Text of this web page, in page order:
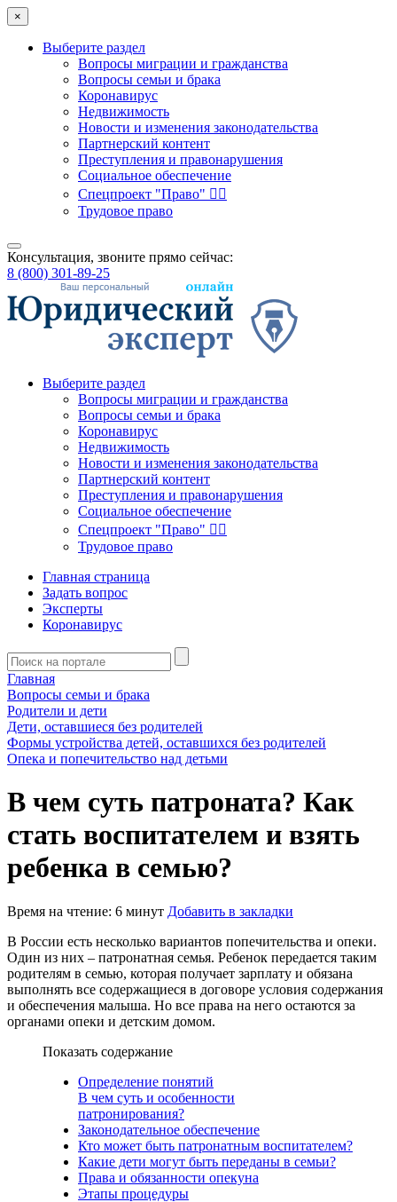
×
Выберите раздел
Вопросы миграции и гражданства
Вопросы семьи и брака
Коронавирус
Недвижимость
Новости и изменения законодательства
Партнерский контент
Преступления и правонарушения
Социальное обеспечение
Спецпроект "Право" 👮‍♂️
Трудовое право
Консультация, звоните прямо сейчас:
8 (800) 301-89-25
Выберите раздел
Вопросы миграции и гражданства
Вопросы семьи и брака
Коронавирус
Недвижимость
Новости и изменения законодательства
Партнерский контент
Преступления и правонарушения
Социальное обеспечение
Спецпроект "Право" 👮‍♂️
Трудовое право
Главная страница
Задать вопрос
Эксперты
Коронавирус
Главная
Вопросы семьи и брака
Родители и дети
Дети, оставшиеся без родителей
Формы устройства детей, оставшихся без родителей
Опека и попечительство над детьми
В чем суть патроната? Как
стать воспитателем и взять
ребенка в семью?
Время на чтение: 6 минут Добавить в закладки
В России есть несколько вариантов попечительства и опеки.
Один из них – патронатная семья. Ребенок передается таким
родителям в семью, которая получает зарплату и обязана
выполнять все содержащиеся в договоре условия содержания
и обеспечения малыша. Но все права на него остаются за
органами опеки и детским домом.
Показать содержание
Определение понятий
В чем суть и особенности
патронирования?
Законодательное обеспечение
Кто может быть патронатным воспитателем?
Какие дети могут быть переданы в семьи?
Права и обязанности опекуна
Этапы процедуры